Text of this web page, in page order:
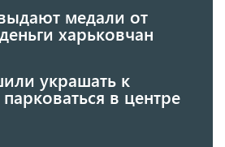
медали от
харьковчан
украшать к
в центре